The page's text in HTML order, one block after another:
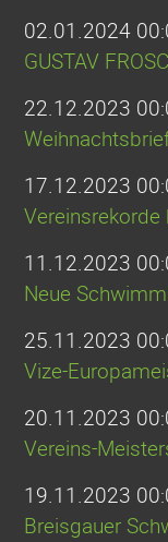
02.01.2024
GUSTAV
22.12.2023
17.12.2023
Vereinsrekorde
11.12.2023
Neue
25.11.2023
Vize-
20.11.2023
Vereins-
19.11.2023
Breisgauer